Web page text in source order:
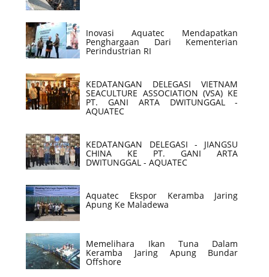
Inovasi Aquatec Mendapatkan
Penghargaan Dari Kementerian
Perindustrian RI
KEDATANGAN DELEGASI VIETNAM
SEACULTURE ASSOCIATION (VSA) KE
PT. GANI ARTA DWITUNGGAL -
AQUATEC
KEDATANGAN DELEGASI - JIANGSU
CHINA KE PT. GANI ARTA
DWITUNGGAL - AQUATEC
Aquatec Ekspor Keramba Jaring
Apung Ke Maladewa
Memelihara Ikan Tuna Dalam
Keramba Jaring Apung Bundar
Offshore